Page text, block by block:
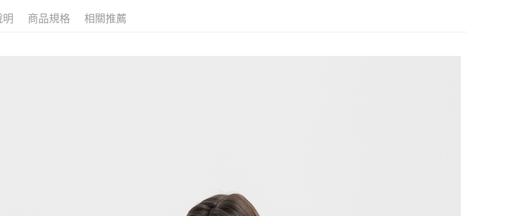
明 商品規格 相關推薦